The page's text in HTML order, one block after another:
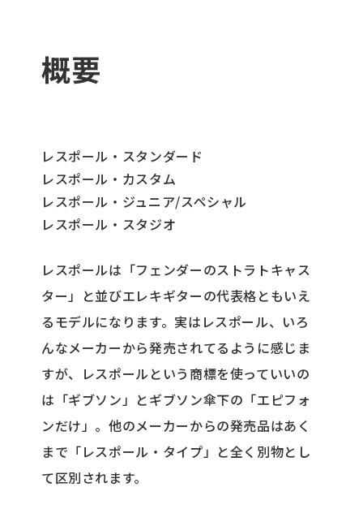
概要
レスポール・スタンダード
レスポール・カスタム
レスポール・ジュニア/スペシャル
レスポール・スタジオ
レスポールは「フェンダーのストラトキャス
ター」と並びエレキギターの代表格ともいえ
るモデルになります。実はレスポール、いろ
んなメーカーから発売されてるように感じま
すが、レスポールという商標を使っていいの
は「ギブソン」とギブソン傘下の「エピフォ
ンだけ」。他のメーカーからの発売品はあく
まで「レスポール・タイプ」と全く別物とし
て区別されます。